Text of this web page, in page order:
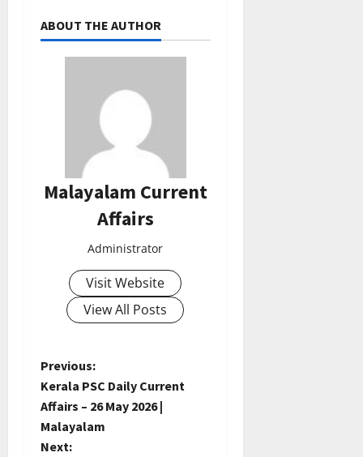
ABOUT THE AUTHOR
Malayalam Current
Affairs
Administrator
Visit Website
View All Posts
P
o
s
Previous:
Kerala PSC Daily Current
Affairs – 26 May 2026 |
Malayalam
Next: